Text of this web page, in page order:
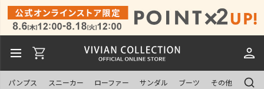
パンプス スニーカー ローファー サンダル ブーツ その他